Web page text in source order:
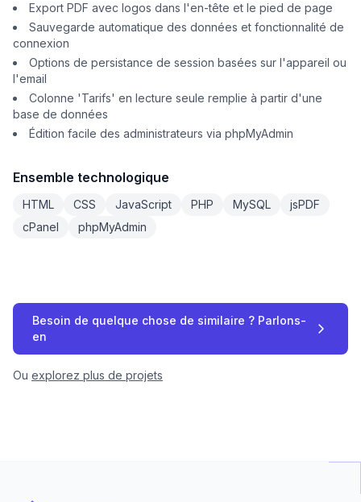
Export PDF avec logos dans l'en-tête et le pied de page
Sauvegarde automatique des données et fonctionnalité de
connexion
Options de persistance de session basées sur l'appareil ou
l'email
Colonne 'Tarifs' en lecture seule remplie à partir d'une
base de données
Édition facile des administrateurs via phpMyAdmin
Ensemble technologique
HTML CSS JavaScript PHP MySQL
jsPDF
cPanel
phpMyAdmin
Besoin de quelque chose de similaire ? Parlons-
en
Ou explorez plus de projets